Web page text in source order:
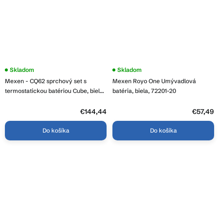
Mexen - CQ62 sprchový set s
termostatickou batériou Cube, biela,
Priemerné
produktu
je
Skladom
€144,44
Do košíka
Mexen Royo One Umývadlová
batéria, biela, 72201-20
Skladom
€57,49
Do košíka